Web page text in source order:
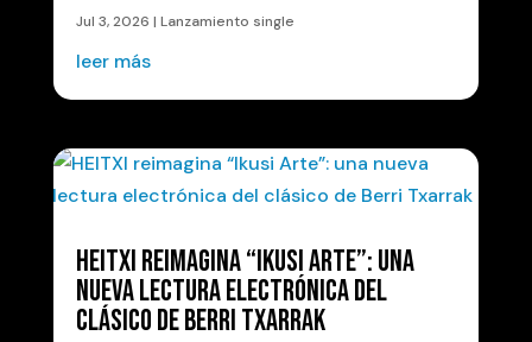
Jul 3, 2026 | Lanzamiento single
leer más
HEITXI REIMAGINA “IKUSI ARTE”: UNA
NUEVA LECTURA ELECTRÓNICA DEL
CLÁSICO DE BERRI TXARRAK